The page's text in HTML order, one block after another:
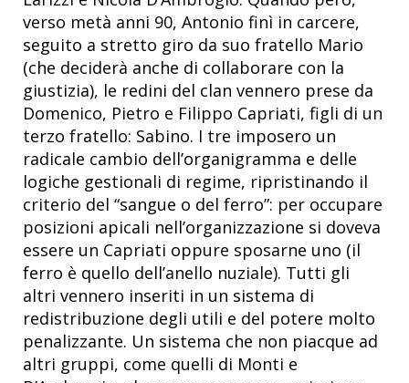
verso metà anni 90, Antonio finì in carcere,
seguito a stretto giro da suo fratello Mario
(che deciderà anche di collaborare con la
giustizia), le redini del clan vennero prese da
Domenico, Pietro e Filippo Capriati, figli di un
terzo fratello: Sabino. I tre imposero un
radicale cambio dell’organigramma e delle
logiche gestionali di regime, ripristinando il
criterio del “sangue o del ferro”: per occupare
posizioni apicali nell’organizzazione si doveva
essere un Capriati oppure sposarne uno (il
ferro è quello dell’anello nuziale). Tutti gli
altri vennero inseriti in un sistema di
redistribuzione degli utili e del potere molto
penalizzante. Un sistema che non piacque ad
altri gruppi, come quelli di Monti e